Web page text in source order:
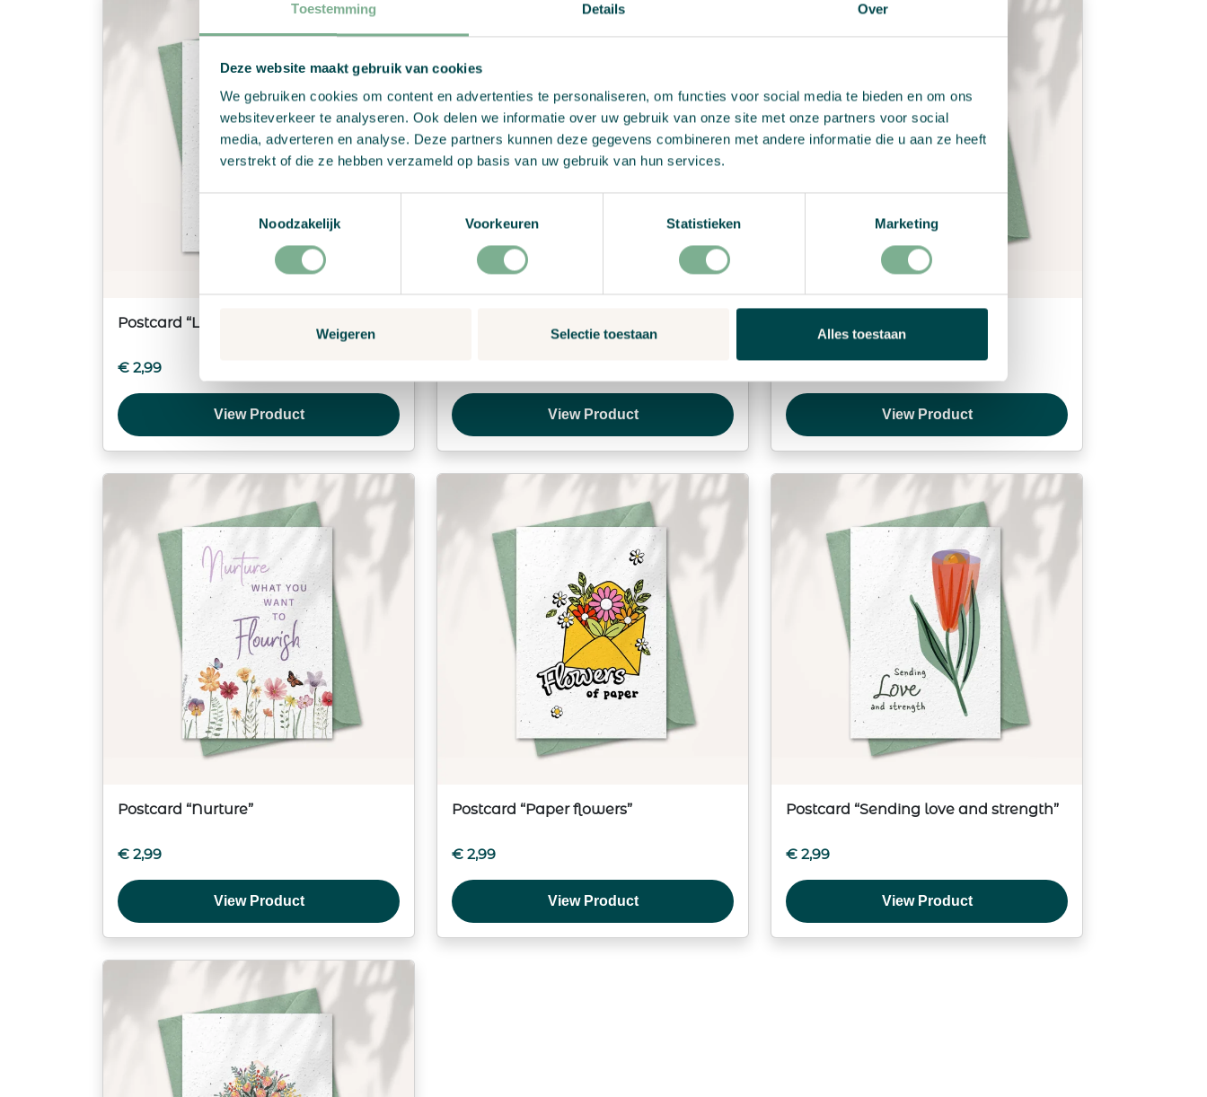
Toestemming Details Over
Deze website maakt gebruik van cookies
We gebruiken cookies om content en advertenties te personaliseren, om functies voor social media te bieden en om ons
websiteverkeer te analyseren. Ook delen we informatie over uw gebruik van onze site met onze partners voor social
media, adverteren en analyse. Deze partners kunnen deze gegevens combineren met andere informatie die u aan ze heeft
verstrekt of die ze hebben verzameld op basis van uw gebruik van hun services.
Noodzakelijk
Voorkeuren Statistieken Marketing
Weigeren Selectie toestaan Alles toestaan
Postcard “Let’s grow together!”
€ 2,99
View Product View Product View Product
Postcard “Nurture”
€ 2,99
View Product
Postcard “Paper flowers”
€ 2,99
View Product
Postcard “Sending love and strength”
€ 2,99
View Product